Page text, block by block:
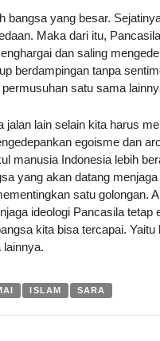
bangsa yang besar.
Maka dari itu,
dan saling
berdampingan tanpa
satu sama
jalan lain selain kita harus
egoisme dan
manusia Indonesia lebih
yang akan datang
satu golongan.
ideologi Pancasila
kita bisa tercapai.
lainnya.
ISLAM SARA